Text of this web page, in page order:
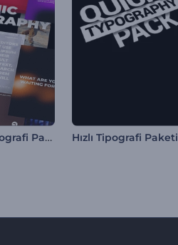
Dinamik Tipografi Paketi Hızlı Tipografi Paketi